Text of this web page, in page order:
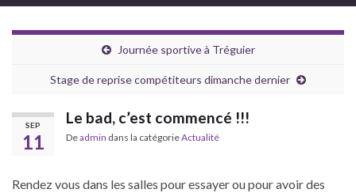
Journée sportive à Tréguier
Stage de reprise compétiteurs dimanche dernier
SEP
11
Le bad, c’est commencé !!!
Deadmin dans la catégorieActualité
Rendez vous dans les salles pour essayer ou pour avoir des